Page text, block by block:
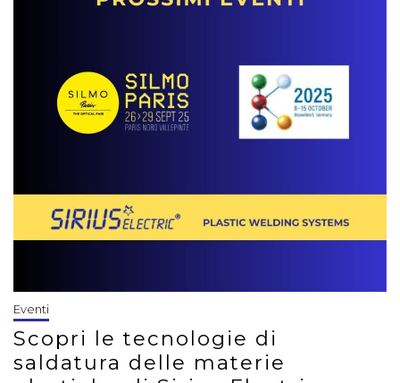
Eventi
Scopri le tecnologie di
saldatura delle materie